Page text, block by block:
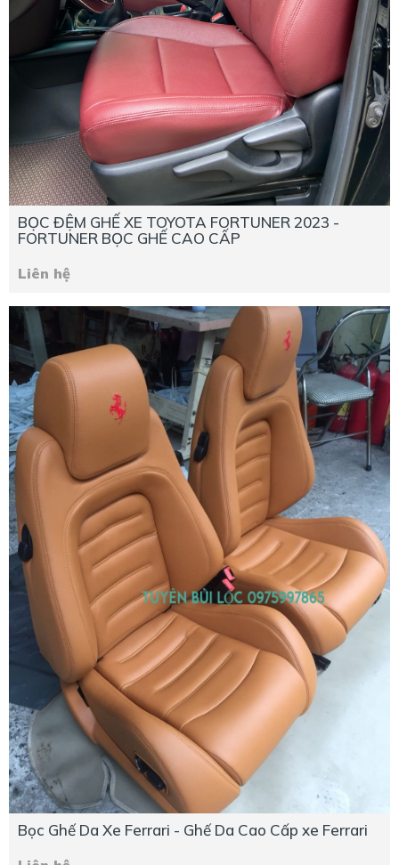
BỌC ĐỆM GHẾ XE TOYOTA FORTUNER 2023 -
FORTUNER BỌC GHẾ CAO CẤP
Liên hệ
Bọc Ghế Da Xe Ferrari - Ghế Da Cao Cấp xe Ferrari